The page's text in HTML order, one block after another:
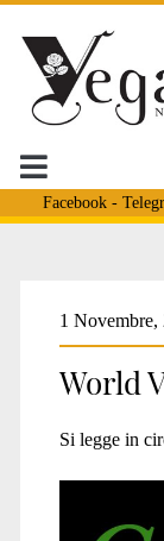
Facebook-
Tag:
vegan
1 Novembre,
World
Si legge in